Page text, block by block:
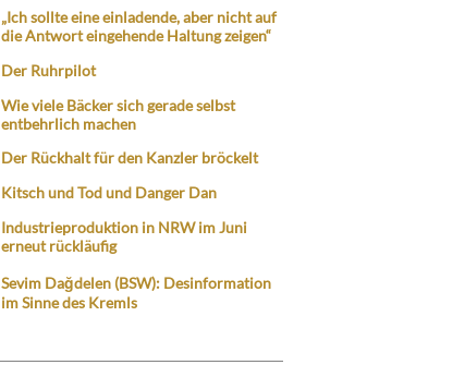
„Ich sollte eine einladende, aber nicht auf
die Antwort eingehende Haltung zeigen“
Der Ruhrpilot
Wie viele Bäcker sich gerade selbst
entbehrlich machen
Der Rückhalt für den Kanzler bröckelt
Kitsch und Tod und Danger Dan
Industrieproduktion in NRW im Juni
erneut rückläufig
Sevim Dağdelen (BSW): Desinformation
im Sinne des Kremls